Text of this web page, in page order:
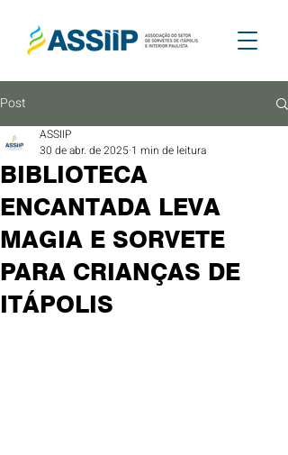
Post
BIBLIOTECA
ENCANTADA LEVA
MAGIA E SORVETE
PARA CRIANÇAS DE
ITÁPOLIS
ASSIIP
30 de abr. de 2025 1 min de leitura